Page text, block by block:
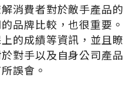
消費者對於敵手產品的
品牌比較，也很重要。
的成績等資訊，並且瞭
對手以及自身公司產品
誤會。